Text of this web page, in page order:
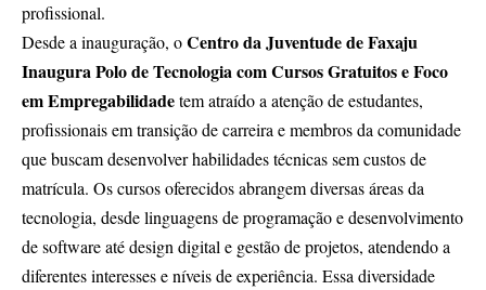
profissional.
Desde a inauguração, oCentro da Juventude de Faxaju
Inaugura Polo de Tecnologia com Cursos Gratuitos e Foco
em Empregabilidadetem atraído a atenção de estudantes,
profissionais em transição de carreira e membros da comunidade
que buscam desenvolver habilidades técnicas sem custos de
matrícula. Os cursos oferecidos abrangem diversas áreas da
tecnologia, desde linguagens de programação e desenvolvimento
de software até design digital e gestão de projetos, atendendo a
diferentes interesses e níveis de experiência. Essa diversidade